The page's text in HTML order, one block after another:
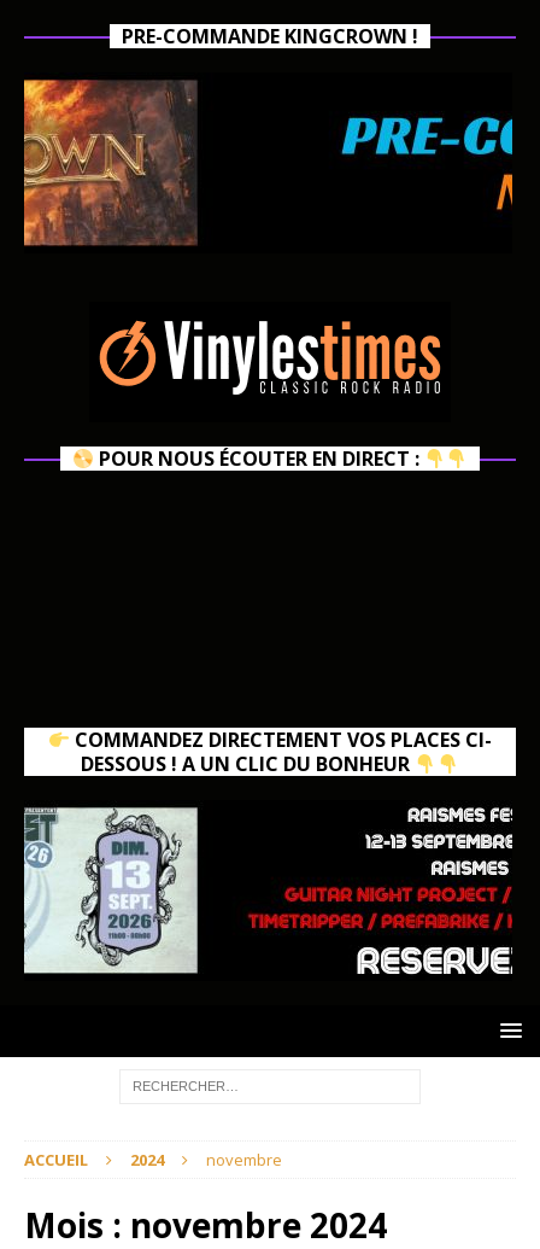
PRE-COMMANDE KINGCROWN !
POUR NOUS ÉCOUTER EN DIRECT :
COMMANDEZ DIRECTEMENT VOS PLACES CI-
DESSOUS ! A UN CLIC DU BONHEUR
ACCUEIL 2024 novembre
Mois : novembre 2024